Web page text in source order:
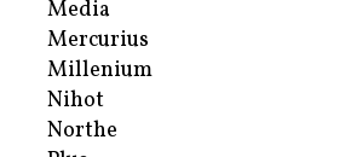
Media
Mercurius
Millenium
Nihot
Northe